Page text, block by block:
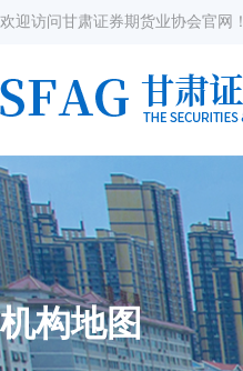
欢迎访问甘肃证券期货业协会官网！
机构地图